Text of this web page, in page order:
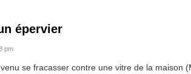
épervier
pm
se fracasser contre une vitre de la maison